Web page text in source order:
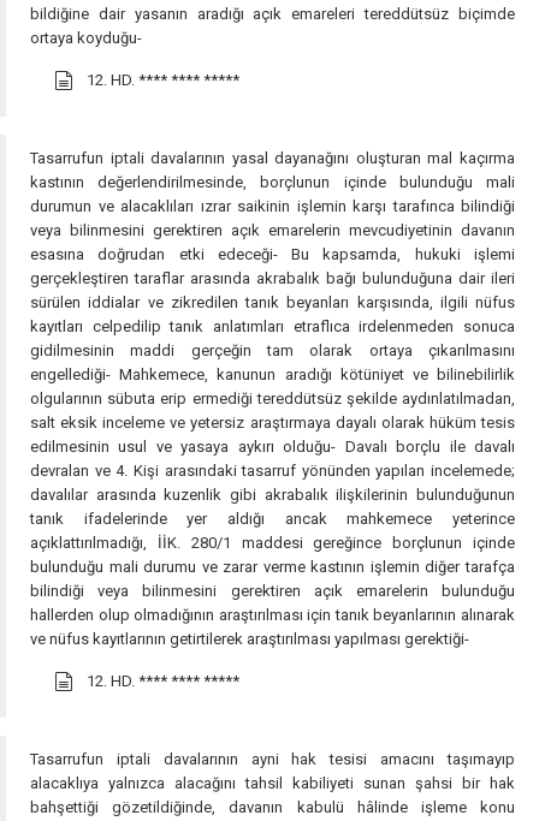
bildiğine dair yasanın aradığı açık emareleri tereddütsüz biçimde
ortaya koyduğu-
12. HD. **** **** *****
Tasarrufun iptali davalarının yasal dayanağını oluşturan mal kaçırma
kastının değerlendirilmesinde, borçlunun içinde bulunduğu mali
durumun ve alacaklıları ızrar saikinin işlemin karşı tarafınca bilindiği
veya bilinmesini gerektiren açık emarelerin mevcudiyetinin davanın
esasına doğrudan etki edeceği- Bu kapsamda, hukuki işlemi
gerçekleştiren taraflar arasında akrabalık bağı bulunduğuna dair ileri
sürülen iddialar ve zikredilen tanık beyanları karşısında, ilgili nüfus
kayıtları celpedilip tanık anlatımları etraflıca irdelenmeden sonuca
gidilmesinin maddi gerçeğin tam olarak ortaya çıkarılmasını
engellediği- Mahkemece, kanunun aradığı kötüniyet ve bilinebilirlik
olgularının sübuta erip ermediği tereddütsüz şekilde aydınlatılmadan,
salt eksik inceleme ve yetersiz araştırmaya dayalı olarak hüküm tesis
edilmesinin usul ve yasaya aykırı olduğu- Davalı borçlu ile davalı
devralan ve 4. Kişi arasındaki tasarruf yönünden yapılan incelemede;
davalılar arasında kuzenlik gibi akrabalık ilişkilerinin bulunduğunun
tanık ifadelerinde yer aldığı ancak mahkemece yeterince
açıklattırılmadığı, İİK. 280/1 maddesi gereğince borçlunun içinde
bulunduğu mali durumu ve zarar verme kastının işlemin diğer tarafça
bilindiği veya bilinmesini gerektiren açık emarelerin bulunduğu
hallerden olup olmadığının araştırılması için tanık beyanlarının alınarak
ve nüfus kayıtlarının getirtilerek araştırılması yapılması gerektiği-
12. HD. **** **** *****
Tasarrufun iptali davalarının ayni hak tesisi amacını taşımayıp
alacaklıya yalnızca alacağını tahsil kabiliyeti sunan şahsi bir hak
bahşettiği gözetildiğinde, davanın kabulü hâlinde işleme konu